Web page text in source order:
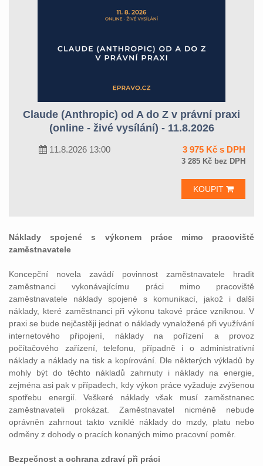
Claude (Anthropic) od A do Z v právní praxi
(online - živé vysílání) - 11.8.2026
11.8.2026 13:00 3 975 Kč s DPH
3 285 Kč bez DPH
KOUPIT
Náklady spojené s výkonem práce mimo pracoviště
zaměstnavatele
Koncepční novela zavádí povinnost zaměstnavatele hradit
zaměstnanci vykonávajícímu práci mimo pracoviště
zaměstnavatele náklady spojené s komunikací, jakož i další
náklady, které zaměstnanci při výkonu takové práce vzniknou. V
praxi se bude nejčastěji jednat o náklady vynaložené při využívání
internetového připojení, náklady na pořízení a provoz
počítačového zařízení, telefonu, případně i o administrativní
náklady a náklady na tisk a kopírování. Dle některých výkladů by
mohly být do těchto nákladů zahrnuty i náklady na energie,
zejména asi pak v případech, kdy výkon práce vyžaduje zvýšenou
spotřebu energií. Veškeré náklady však musí zaměstnanec
zaměstnavateli prokázat. Zaměstnavatel nicméně nebude
oprávněn zahrnout takto vzniklé náklady do mzdy, platu nebo
odměny z dohody o pracích konaných mimo pracovní poměr.
Bezpečnost a ochrana zdraví při práci